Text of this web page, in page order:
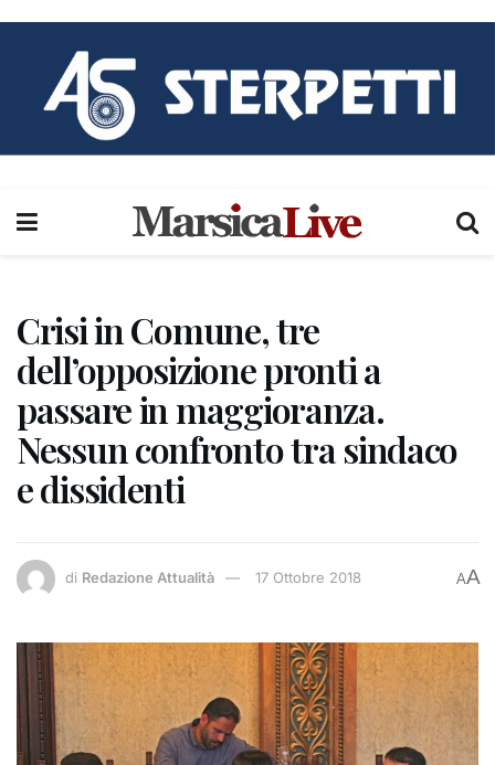
Crisi in Comune, tre
dell’opposizione pronti a
passare in maggioranza.
Nessun confronto tra sindaco
e dissidenti
di Redazione Attualità 17 Ottobre 2018 AA